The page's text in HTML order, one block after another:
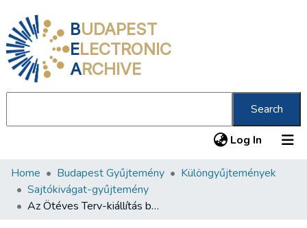
BUDAPEST
ELECTRONIC
ARCHIVE
Search
Log In (current)
Communities & Collections
All of DSpace
Home Budapest Gyűjtemény
Különgyűjtemények
Sajtókivágat-gyűjtemény
Az Ötéves Terv-kiállítás bemutatja: hogyan utazunk 1954-ben?